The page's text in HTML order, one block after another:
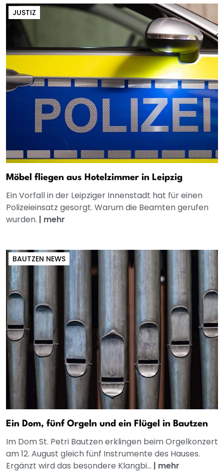
JUSTIZ
Möbel fliegen aus Hotelzimmer in Leipzig
Ein Vorfall in der Leipziger Innenstadt hat für einen
Polizeieinsatz gesorgt. Warum die Beamten gerufen
wurden. | mehr
BAUTZEN NEWS
Ein Dom, fünf Orgeln und ein Flügel in Bautzen
Im Dom St. Petri Bautzen erklingen beim Orgelkonzert
am 12. August gleich fünf Instrumente des Hauses.
Ergänzt wird das besondere Klangbi... | mehr